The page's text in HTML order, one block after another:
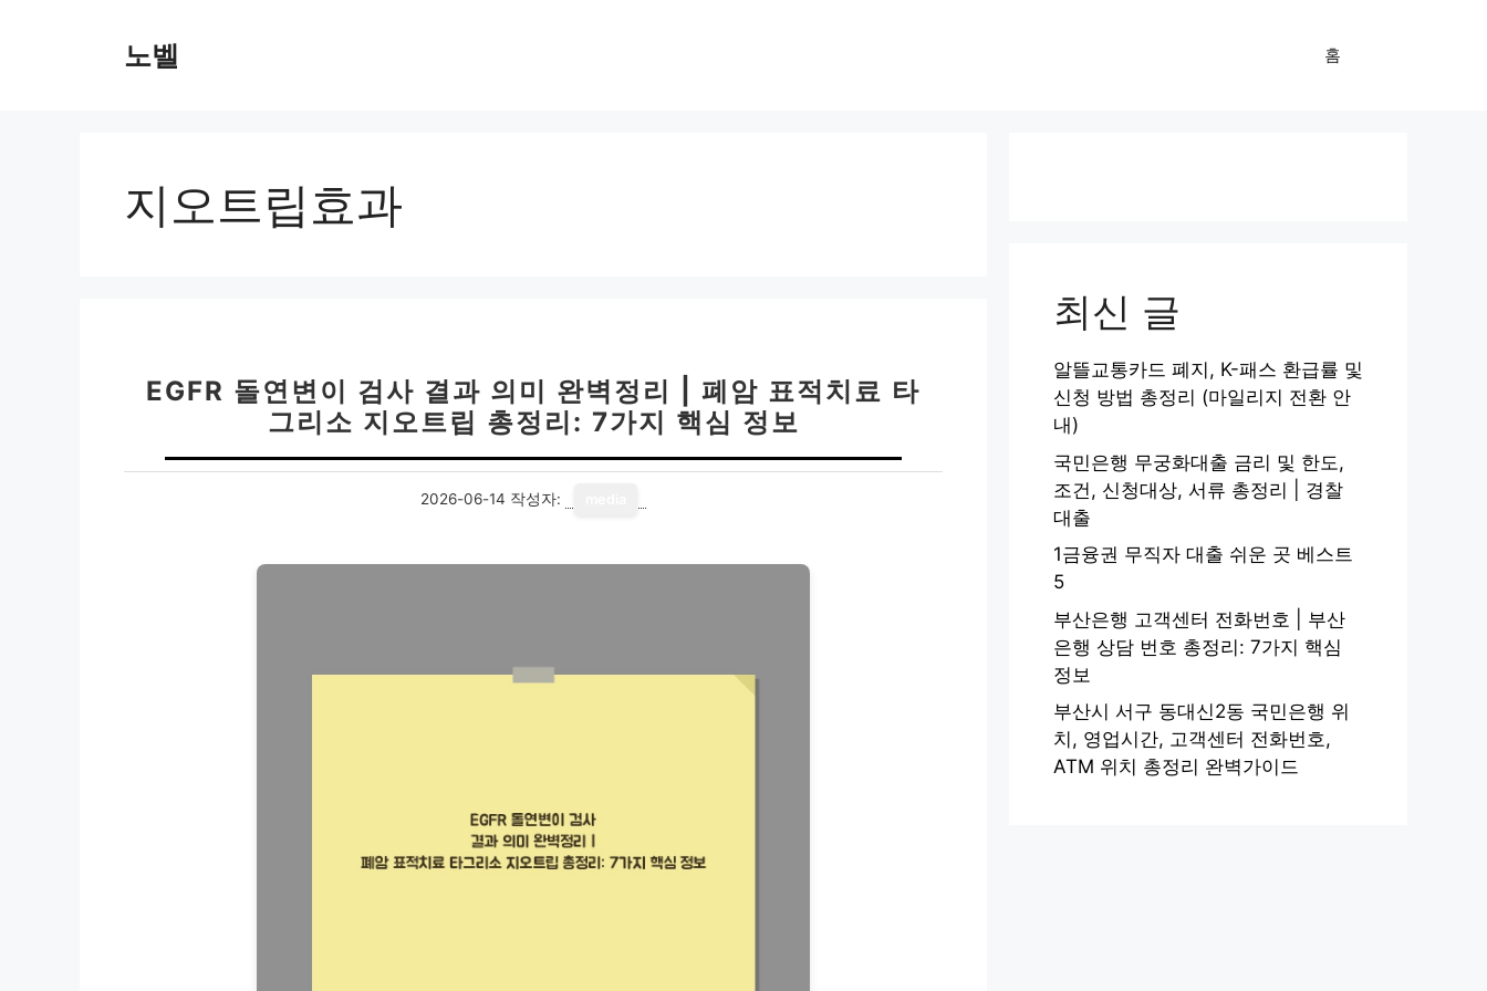
노벨 홈
지오트립효과
EGFR 돌연변이 검사 결과 의미 완벽정리 | 폐암 표적치료 타
그리소 지오트립 총정리: 7가지 핵심 정보
2026-06-14 작성자:
최신 글
알뜰교통카드 폐지, K-패스 환급률 및
신청 방법 총정리 (마일리지 전환 안
내)
국민은행 무궁화대출 금리 및 한도,
조건, 신청대상, 서류 총정리 | 경찰
대출
1금융권 무직자 대출 쉬운 곳 베스트
5
부산은행 고객센터 전화번호 | 부산
은행 상담 번호 총정리: 7가지 핵심
정보
부산시 서구 동대신2동 국민은행 위
치, 영업시간, 고객센터 전화번호,
ATM 위치 총정리 완벽가이드